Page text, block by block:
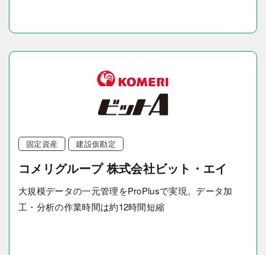
固定資産 建設仮勘定
コメリグループ 株式会社ビット・エイ
大規模データの一元管理をProPlusで実現。データ加
工・分析の作業時間は約12時間短縮